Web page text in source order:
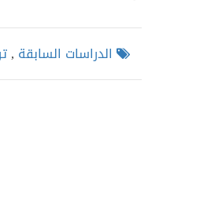
الدراسات السابقة ,